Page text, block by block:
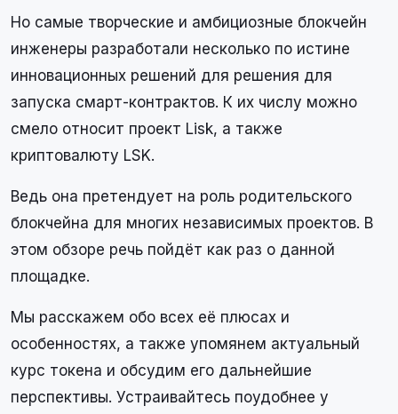
Но самые творческие и амбициозные блокчейн
инженеры разработали несколько по истине
инновационных решений для решения для
запуска смарт-контрактов. К их числу можно
смело относит проект Lisk, а также
криптовалюту LSK.
Ведь она претендует на роль родительского
блокчейна для многих независимых проектов. В
этом обзоре речь пойдёт как раз о данной
площадке.
Мы расскажем обо всех её плюсах и
особенностях, а также упомянем актуальный
курс токена и обсудим его дальнейшие
перспективы. Устраивайтесь поудобнее у